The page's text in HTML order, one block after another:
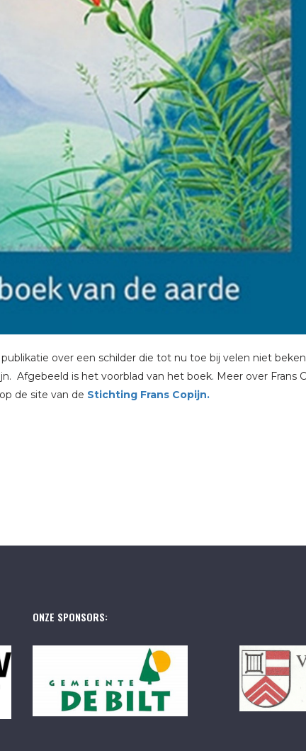
over een schilder die tot nu toe bij velen niet
Afgebeeld is het voorblad van het boek. Meer over Frans
de site van de Stichting Frans Copijn.
ONZE SPONSORS: